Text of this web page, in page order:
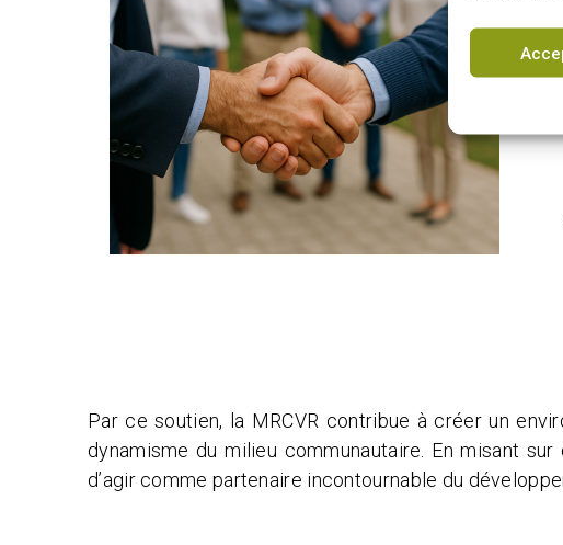
Par ce soutien, la MRCVR contribue à créer un
dynamisme du milieu communautaire. En misant
d’agir comme partenaire incontournable du